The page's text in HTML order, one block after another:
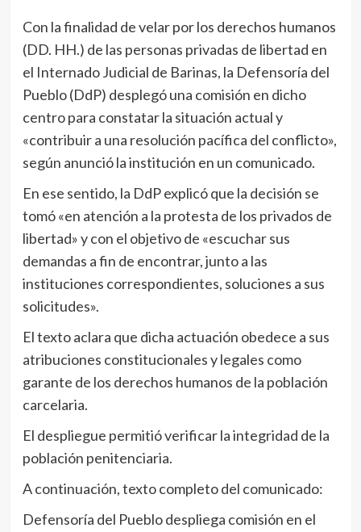
Con la finalidad de velar por los derechos humanos
(DD. HH.) de las personas privadas de libertad en
el Internado Judicial de Barinas, la Defensoría del
Pueblo (DdP) desplegó una comisión en dicho
centro para constatar la situación actual y
«contribuir a una resolución pacífica del conflicto»,
según anunció la institución en un comunicado.
En ese sentido, la DdP explicó que la decisión se
tomó «en atención a la protesta de los privados de
libertad» y con el objetivo de «escuchar sus
demandas a fin de encontrar, junto a las
instituciones correspondientes, soluciones a sus
solicitudes».
El texto aclara que dicha actuación obedece a sus
atribuciones constitucionales y legales como
garante de los derechos humanos de la población
carcelaria.
El despliegue permitió verificar la integridad de la
población penitenciaria.
A continuación, texto completo del comunicado:
Defensoría del Pueblo despliega comisión en el